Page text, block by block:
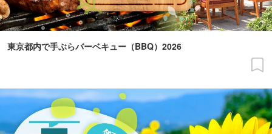
東京都内で手ぶらバーベキュー（BBQ）2026